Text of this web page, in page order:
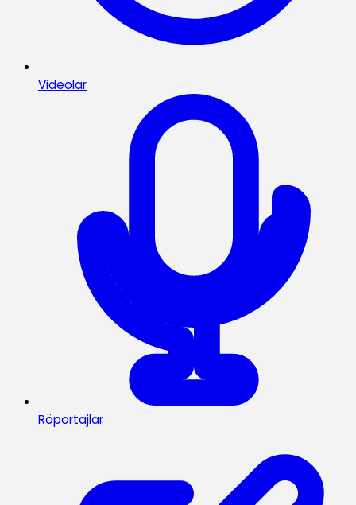
Videolar
Röportajlar